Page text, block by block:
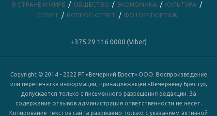
В СТРАНЕ И МИРЕ ОБЩЕСТВО ЭКОНОМИКА
КУЛЬТУРА
СПОРТ
ВОПРОС-ОТВЕТ ФОТОРЕПОРТАЖ
+375 29 116 0000 (Viber)
Copyright © 2014 - 2022 РГ «Вечерний Брест» ООО. Воспроизведение
или перепечатка информации, принадлежащей «Вечернему Бресту»,
допускается только с письменного разрешения редакции. За
содержание отзывов администрация ответственности не несет.
Копирование текстов сайта разрешено только с указанием активной